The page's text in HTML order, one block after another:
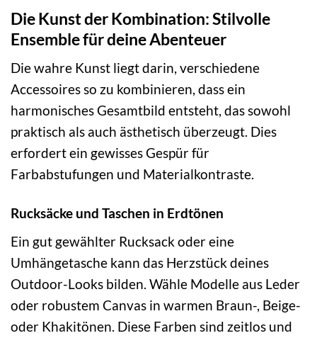
Die Kunst der Kombination: Stilvolle
Ensemble für deine Abenteuer
Die wahre Kunst liegt darin, verschiedene
Accessoires so zu kombinieren, dass ein
harmonisches Gesamtbild entsteht, das sowohl
praktisch als auch ästhetisch überzeugt. Dies
erfordert ein gewisses Gespür für
Farbabstufungen und Materialkontraste.
Rucksäcke und Taschen in Erdtönen
Ein gut gewählter Rucksack oder eine
Umhängetasche kann das Herzstück deines
Outdoor-Looks bilden. Wähle Modelle aus Leder
oder robustem Canvas in warmen Braun-, Beige-
oder Khakitönen. Diese Farben sind zeitlos und